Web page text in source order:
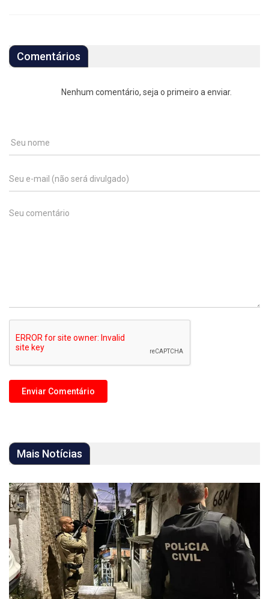
Comentários
Nenhum comentário, seja o primeiro a enviar.
Mais Notícias